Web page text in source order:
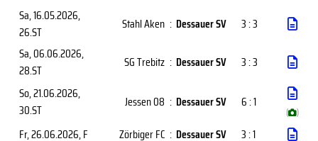
Sa, 16.05.2026,
26.ST
Stahl Aken : Dessauer SV
3 : 3
Sa, 06.06.2026,
28.ST
SG Trebitz : Dessauer SV
3 : 3
So, 21.06.2026,
30.ST
Jessen 08 : Dessauer SV 6 : 1
( )
Fr, 26.06.2026, F Zörbiger FC : Dessauer SV 3 : 1